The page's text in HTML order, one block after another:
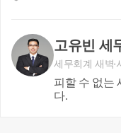
이 중 부모 등의
다시 이체하는
금이라고 보기
고유빈 세
세무회계 새벽
피할 수 없는
다.